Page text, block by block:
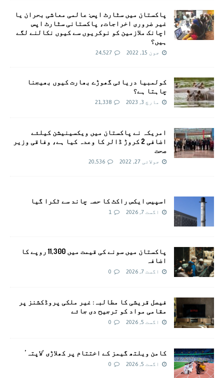
پاکستان میں سٹارٹ اپس: عالمی معاشی بحران یا
غیر ضروری اخراجات، پاکستانی سٹارٹ اپس
اچانک ملازمین کو نوکریوں سے کیوں نکالنے لگے
ہیں؟
جون 15, 2022 24,527
کولمبیا دریائی گھوڑے بھارت کیوں بھیجنا
چاہتا ہے؟
مارچ 3, 2023 21,338
امريکہ نے پاکستان میں ویکسینیشن کیلئے
اضافی 2 کروڑ ڈالر کا وعدہ کیا ہے، وفاقی وزیر
صحت
جولائی 27, 2022 20,536
اسپیس ایکس راکٹ کا حصہ چاند سے ٹکرا گیا
اگست 7, 2026 1
پاکستان میں سونے کی قیمت میں 11,300 روپے کا
اضافہ
اگست 7, 2026 0
فیصل قریشی کا مطالبہ: غیر ملکی پروڈکشنز پر
مقامی مواد کو ترجیح دی جائے
اگست 5, 2026 0
کامن ویلتھ گیمز کے اختتام پر کھلاڑی ‘لاپتہ’
اگست 5, 2026 0